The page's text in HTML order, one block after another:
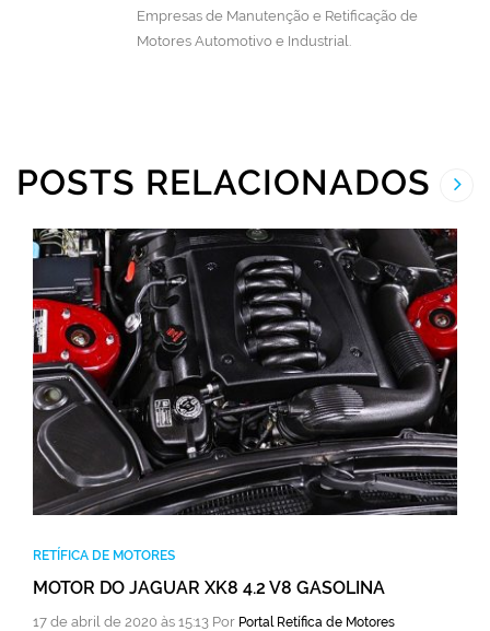
Empresas de Manutenção e Retificação de
Motores Automotivo e Industrial.
POSTS RELACIONADOS
RETÍFICA DE MOTORES
MOTOR DO JAGUAR XK8 4.2 V8 GASOLINA
17 de abril de 2020 às 15:13 Por Portal Retífica de Motores